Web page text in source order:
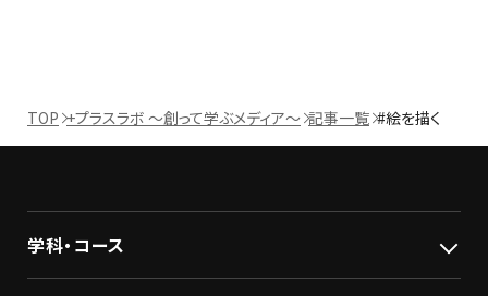
TOP +プラスラボ ～創って学ぶメディア～ 記事一覧 #絵を描く
学科・コース